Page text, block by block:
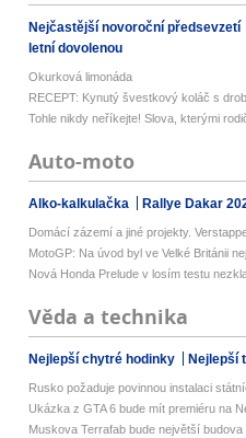
Nejčastější novoroční předsevzetí
letní dovolenou
Okurková limonáda
RECEPT: Kynutý švestkový koláč s
Tohle nikdy neříkejte! Slova, kterými
Auto-moto
Alko-kalkulačka Rallye Dakar
Domácí zázemí a jiné projekty.
MotoGP: Na úvod byl ve Velké Británii
Nová Honda Prelude v losím testu
Věda a technika
Nejlepší chytré hodinky Nejlepší
Rusko požaduje povinnou instalaci
Ukázka z GTA 6 bude mít premiéru na
Muskova Terrafab bude největší budova